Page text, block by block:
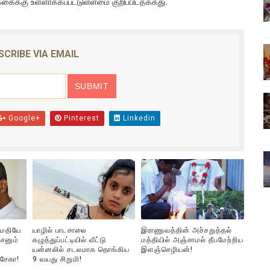
ஆபாச வீடியோக்களால் வந்த வினை
VIA EMAIL
Google+ Pinterest Linkedin
யாழில் பாடசாலை
கழுத்துப்பட்டியில் வீட்டு
யன்னலில் சடலமாக தொங்கிய
9 வயது சிறுமி!
இராணுவத்தின் அச்சறுத்தல்
மத்தியில் அஞ்சாமல் தீபமேற்றிய
இளஞ்செழியன்!